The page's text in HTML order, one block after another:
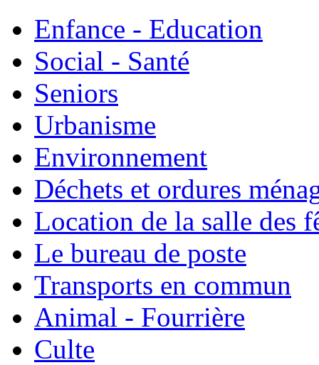
Enfance - Education
Social - Santé
Seniors
Urbanisme
Environnement
Déchets et ordures
Location de la salle des
Le bureau de poste
Transports en commun
Animal - Fourrière
Culte